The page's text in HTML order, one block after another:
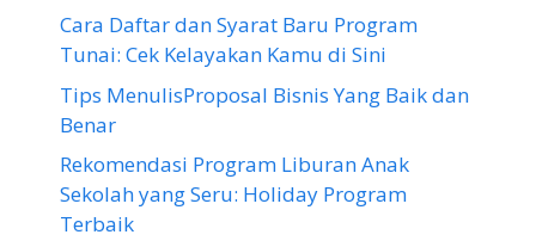
Cara Daftar dan Syarat Baru Program
Tunai: Cek Kelayakan Kamu di Sini
Tips MenulisProposal Bisnis Yang Baik dan
Benar
Rekomendasi Program Liburan Anak
Sekolah yang Seru: Holiday Program
Terbaik